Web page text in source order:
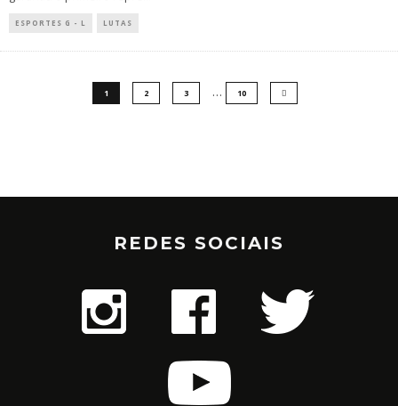
ESPORTES G - L LUTAS
1 2 3 … 10
REDES SOCIAIS